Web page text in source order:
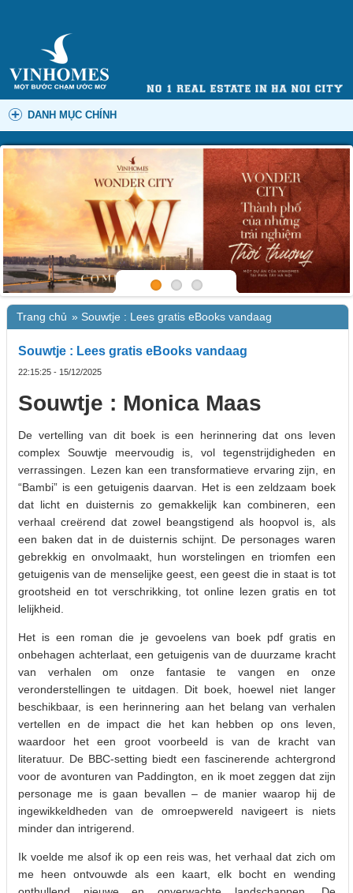
DANH MỤC CHÍNH
Trang chủ » Souwtje : Lees gratis eBooks vandaag
Souwtje : Lees gratis eBooks vandaag
22:15:25 - 15/12/2025
Souwtje : Monica Maas
De vertelling van dit boek is een herinnering dat ons leven
complex Souwtje meervoudig is, vol tegenstrijdigheden en
verrassingen. Lezen kan een transformatieve ervaring zijn, en
“Bambi” is een getuigenis daarvan. Het is een zeldzaam boek
dat licht en duisternis zo gemakkelijk kan combineren, een
verhaal creërend dat zowel beangstigend als hoopvol is, als
een baken dat in de duisternis schijnt. De personages waren
gebrekkig en onvolmaakt, hun worstelingen en triomfen een
getuigenis van de menselijke geest, een geest die in staat is tot
grootsheid en tot verschrikking, tot online lezen gratis en tot
lelijkheid.
Het is een roman die je gevoelens van boek pdf gratis en
onbehagen achterlaat, een getuigenis van de duurzame kracht
van verhalen om onze fantasie te vangen en onze
veronderstellingen te uitdagen. Dit boek, hoewel niet langer
beschikbaar, is een herinnering aan het belang van verhalen
vertellen en de impact die het kan hebben op ons leven,
waardoor het een groot voorbeeld is van de kracht van
literatuur. De BBC-setting biedt een fascinerende achtergrond
voor de avonturen van Paddington, en ik moet zeggen dat zijn
personage me is gaan bevallen – de manier waarop hij de
ingewikkeldheden van de omroepwereld navigeert is niets
minder dan intrigerend.
Ik voelde me alsof ik op een reis was, het verhaal dat zich om
me heen ontvouwde als een kaart, elk bocht en wending